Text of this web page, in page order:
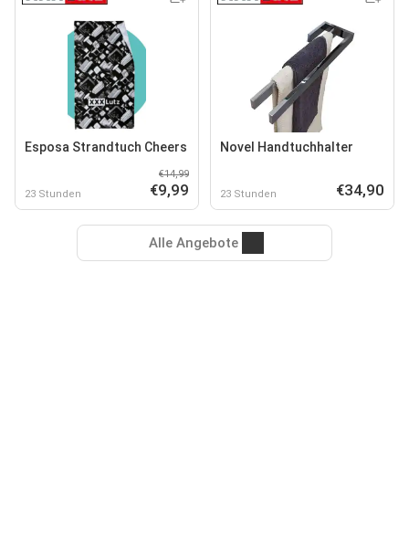
Esposa Strandtuch Cheers
23 Stunden
€14,99
€9,99
Novel Handtuchhalter
23 Stunden €34,90
Alle Angebote